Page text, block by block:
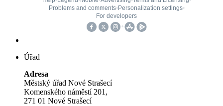
Úřad
Adresa
Městský úřad Nové Strašecí
Komenského náměstí 201,
271 01 Nové Strašecí